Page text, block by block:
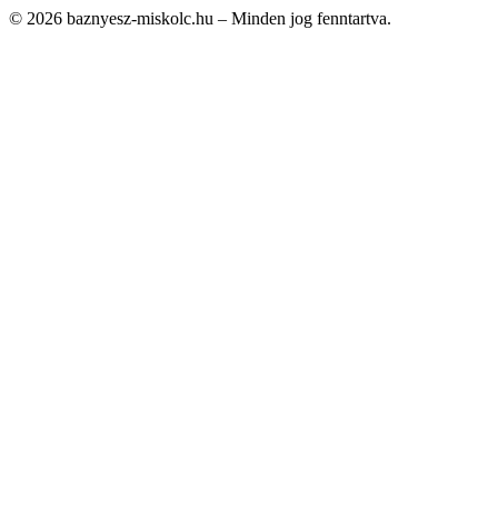
© 2026 baznyesz-miskolc.hu – Minden jog fenntartva.